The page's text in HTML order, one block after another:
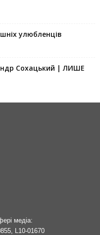
улюбленців
Сохацький | ЛИШЕ
медіа:
L10-01670